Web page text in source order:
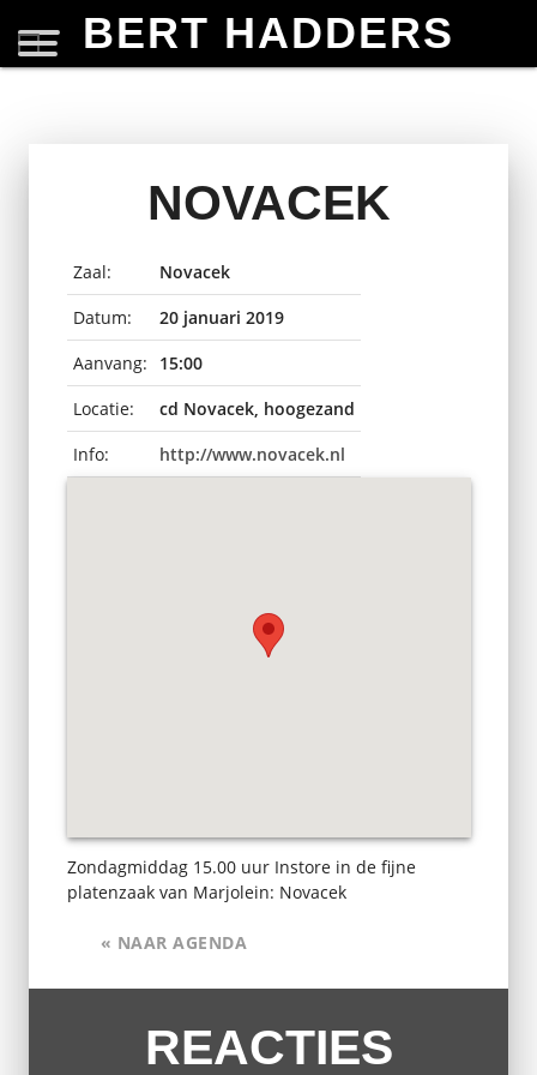
BERT HADDERS
NOVACEK
Zaal:
Novacek
Datum:
20 januari 2019
Aanvang:
15:00
Locatie:
cd Novacek, hoogezand
Info:
http://www.novacek.nl
Zondagmiddag 15.00 uur Instore in de fijne
platenzaak van Marjolein: Novacek
« NAAR AGENDA
REACTIES